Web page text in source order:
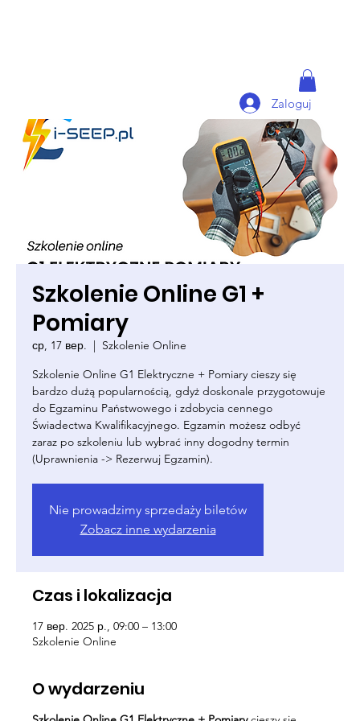
Zaloguj
Szkolenie Online G1 +
Pomiary
ср, 17 вер.
  |
Szkolenie Online
Szkolenie Online G1 Elektryczne + Pomiary cieszy się
bardzo dużą popularnością, gdyż doskonale przygotowuje
do Egzaminu Państwowego i zdobycia cennego
Świadectwa Kwalifikacyjnego. Egzamin możesz odbyć
zaraz po szkoleniu lub wybrać inny dogodny termin
(Uprawnienia -> Rezerwuj Egzamin).
Nie prowadzimy sprzedaży biletów
Zobacz inne wydarzenia
Czas i lokalizacja
17 вер. 2025 р., 09:00 – 13:00
Szkolenie Online
O wydarzeniu